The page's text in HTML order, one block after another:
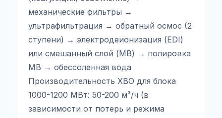
механические фильтры →
ультрафильтрация → обратный осмос (2
ступени) → электродеионизация (EDI)
или смешанный слой (MB) → полировка
MB → обессоленная вода
Производительность ХВО для блока
1000-1200 МВт: 50-200 м³/ч (в
зависимости от потерь и режима